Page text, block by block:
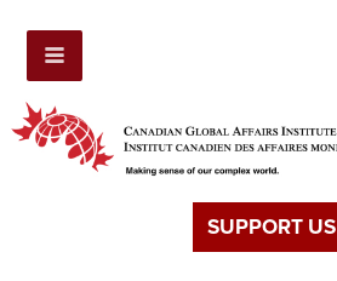
SUPPORT US